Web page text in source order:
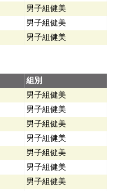
男子組健美
男子組健美
男子組健美
組別
男子組健美
男子組健美
男子組健美
男子組健美
男子組健美
男子組健美
男子組健美